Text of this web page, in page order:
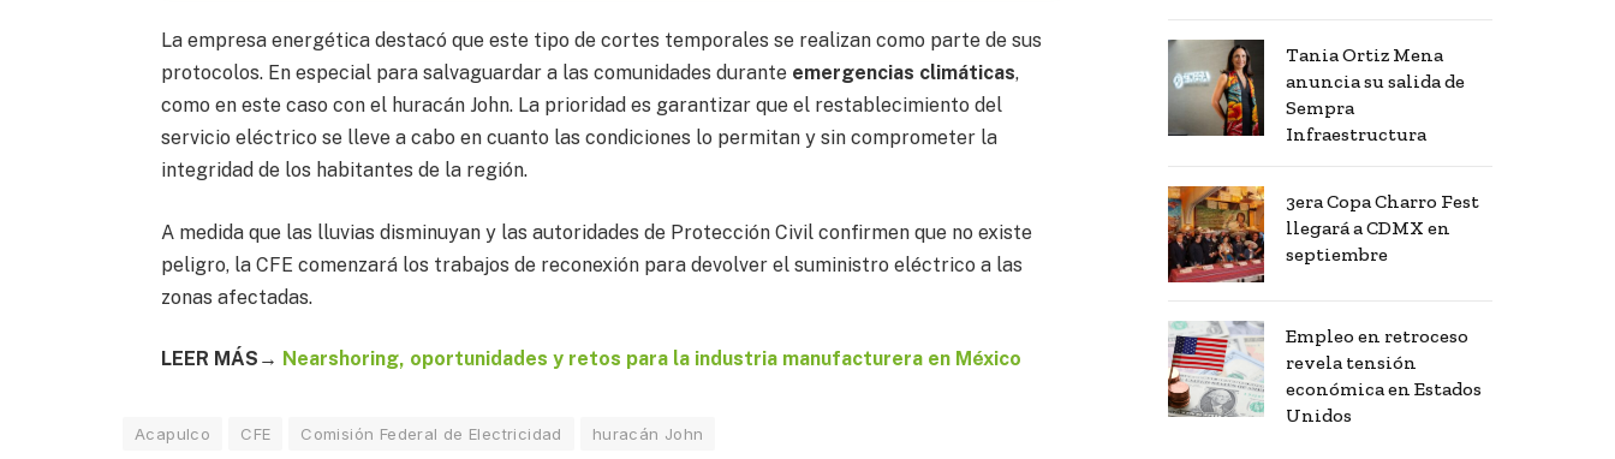
La empresa energética destacó que este tipo de cortes temporales se realizan como parte de sus
protocolos. En especial para salvaguardar a las comunidades durante emergencias climáticas,
como en este caso con el huracán John. La prioridad es garantizar que el restablecimiento del
servicio eléctrico se lleve a cabo en cuanto las condiciones lo permitan y sin comprometer la
integridad de los habitantes de la región.
A medida que las lluvias disminuyan y las autoridades de Protección Civil confirmen que no existe
peligro, la CFE comenzará los trabajos de reconexión para devolver el suministro eléctrico a las
zonas afectadas.
LEER MÁS→ Nearshoring, oportunidades y retos para la industria manufacturera en México
Acapulco CFE Comisión Federal de Electricidad huracán John
Tania Ortiz Mena
anuncia su salida de
Sempra
Infraestructura
3era Copa Charro Fest
llegará a CDMX en
septiembre
Empleo en retroceso
revela tensión
económica en Estados
Unidos